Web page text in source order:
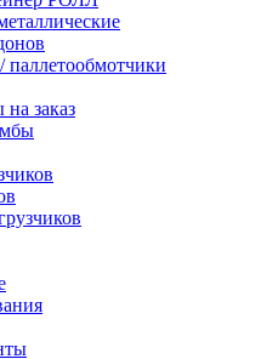
паллетообмотчики
заказ